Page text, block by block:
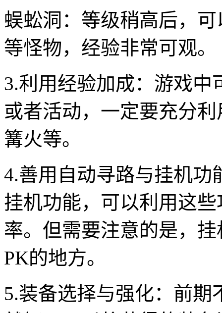
蜈蚣洞：等级稍高后，
等怪物，经验非常可观。
3.利用经验加成：游戏
或者活动，一定要充分
篝火等。
4.善用自动寻路与挂机功
挂机功能，可以利用这
率。但需要注意的是，
PK的地方。
5.装备选择与强化：前